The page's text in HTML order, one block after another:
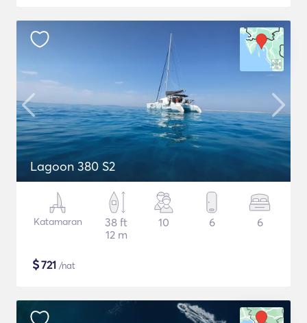
Lagoon 380 S2
Katamaran
38 ft
12 m
10 6 6
$721 /nat